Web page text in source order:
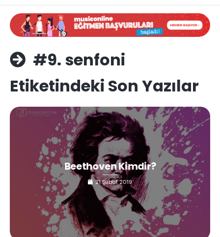
#9. senfoni
Etiketindeki Son Yazılar
Beethoven Kimdir?
21 Şubat 2019